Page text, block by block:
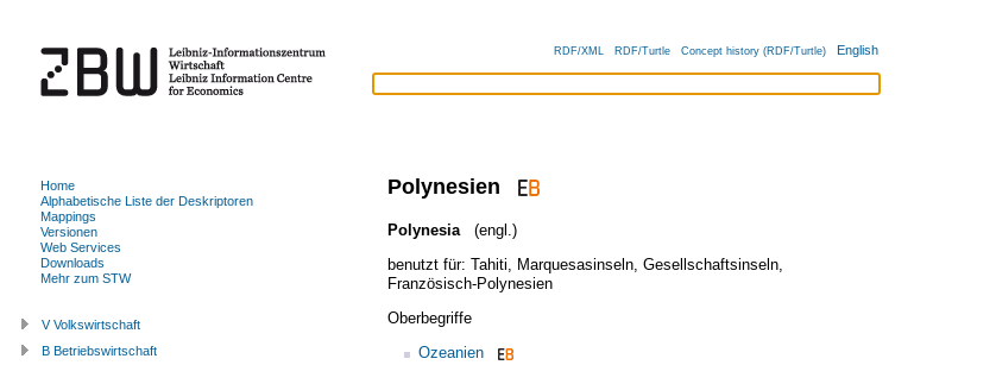
RDF/XML RDF/Turtle Concept history (RDF/Turtle) English
Polynesien
Polynesia
(engl.)
benutzt für: Tahiti Marquesasinseln, Gesellschaftsinseln,
Französisch-Polynesien
Oberbegriffe
Ozeanien
Home
Alphabetische Liste der Deskriptoren
Mappings
Versionen
Web Services
Downloads
Mehr zum STW
V Volkswirtschaft
B Betriebswirtschaft